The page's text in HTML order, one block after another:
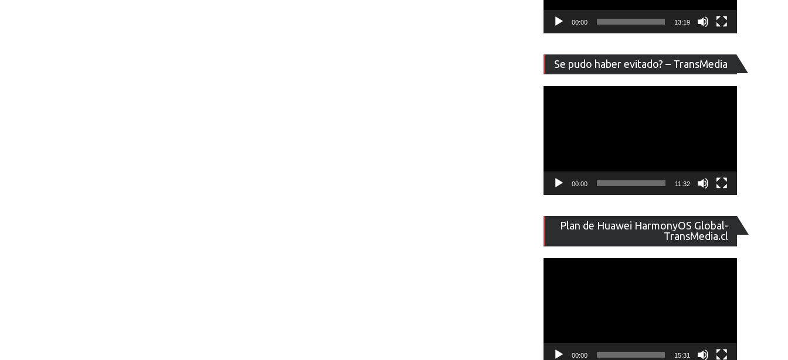
00:00 13:19
Se pudo haber evitado? – TransMedia
de
vídeo
00:00 11:32
Plan de Huawei HarmonyOS Global-
TransMedia.cl
de
vídeo
00:00 15:31